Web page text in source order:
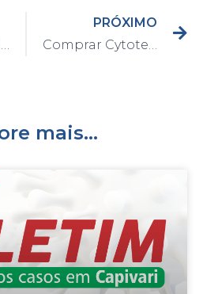
PRÓXIMO
mais...